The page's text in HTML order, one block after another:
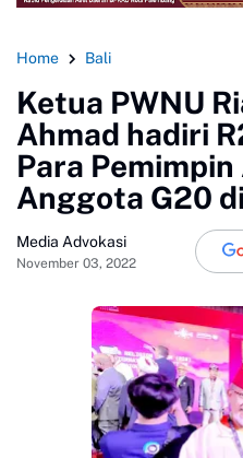
Home Bali
Ketua PWNU
Ahmad hadiri
Para
Anggota G20
Media Advokasi
November 03, 2022